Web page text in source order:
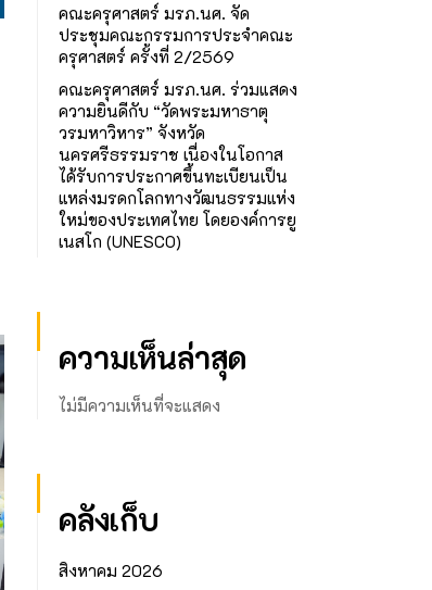
คณะครุศาสตร์ มรภ.นศ. จัด
ประชุมคณะกรรมการประจำคณะ
ครุศาสตร์ ครั้งที่ 2/2569
คณะครุศาสตร์ มรภ.นศ. ร่วมแสดง
ความยินดีกับ “วัดพระมหาธาตุ
วรมหาวิหาร” จังหวัด
นครศรีธรรมราช เนื่องในโอกาส
ได้รับการประกาศขึ้นทะเบียนเป็น
แหล่งมรดกโลกทางวัฒนธรรมแห่ง
ใหม่ของประเทศไทย โดยองค์การยู
เนสโก (UNESCO)
ความเห็นล่าสุด
ไม่มีความเห็นที่จะแสดง
คลังเก็บ
สิงหาคม 2026